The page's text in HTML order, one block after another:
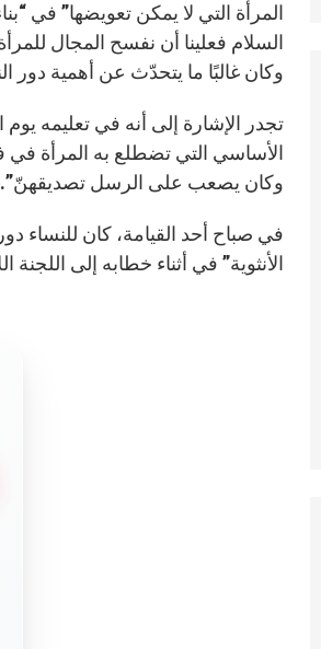
المرأة التي لا يمكن تعويضها” في
السلام فعلينا أن نفسح المجال
وكان غالبًا ما يتحدّث عن أهمية دور
الأساسي التي تضطلع به المرأة في
وكان يصعب على الرسل تصديقهنّ”.
الأنثوية” في أثناء خطابه إلى